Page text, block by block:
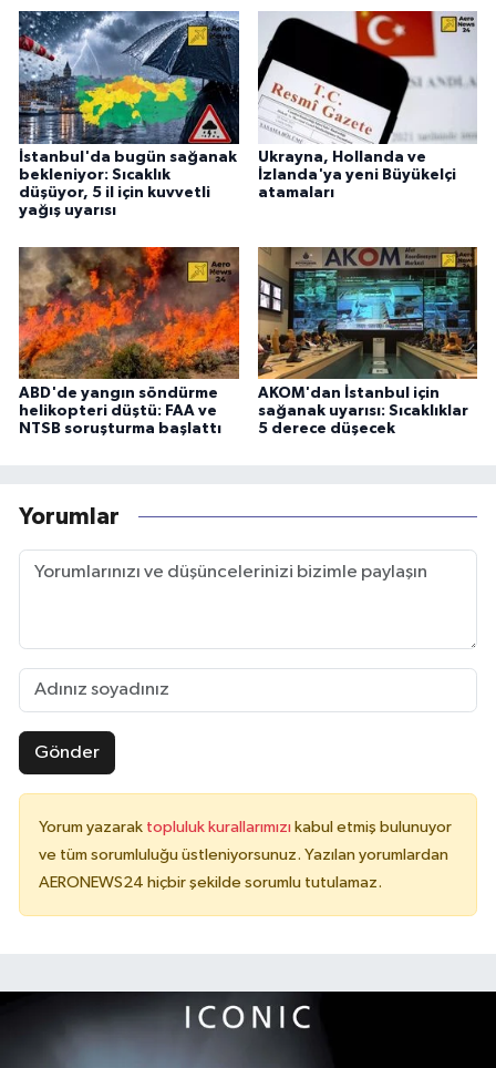
İstanbul'da bugün sağanak
bekleniyor: Sıcaklık
düşüyor, 5 il için kuvvetli
yağış uyarısı
Ukrayna, Hollanda ve
İzlanda'ya yeni Büyükelçi
atamaları
ABD'de yangın söndürme
helikopteri düştü: FAA ve
NTSB soruşturma başlattı
AKOM'dan İstanbul için
sağanak uyarısı: Sıcaklıklar
5 derece düşecek
Yorumlar
Gönder
Yorum yazarak topluluk kurallarımızı kabul etmiş bulunuyor
ve tüm sorumluluğu üstleniyorsunuz. Yazılan yorumlardan
AERONEWS24 hiçbir şekilde sorumlu tutulamaz.